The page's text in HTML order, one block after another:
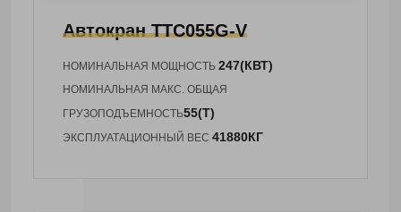
АвтокранTTC055G-V
НОМИНАЛЬНАЯ МОЩНОСТЬ247(КВТ)
НОМИНАЛЬНАЯ МАКС. ОБЩАЯ
ГРУЗОПОДЪЕМНОСТЬ55(Т)
ЭКСПЛУАТАЦИОННЫЙ ВЕС41880КГ